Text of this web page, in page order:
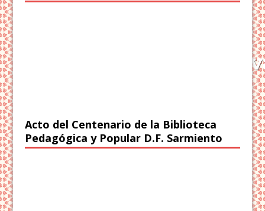
Acto del Centenario de la Biblioteca
Pedagógica y Popular D.F. Sarmiento